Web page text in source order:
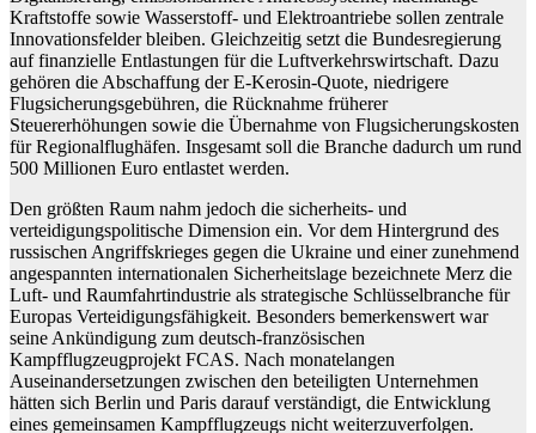
Kraftstoffe sowie Wasserstoff- und Elektroantriebe sollen zentrale
Innovationsfelder bleiben. Gleichzeitig setzt die Bundesregierung
auf finanzielle Entlastungen für die Luftverkehrswirtschaft. Dazu
gehören die Abschaffung der E-Kerosin-Quote, niedrigere
Flugsicherungsgebühren, die Rücknahme früherer
Steuererhöhungen sowie die Übernahme von Flugsicherungskosten
für Regionalflughäfen. Insgesamt soll die Branche dadurch um rund
500 Millionen Euro entlastet werden.
Den größten Raum nahm jedoch die sicherheits- und
verteidigungspolitische Dimension ein. Vor dem Hintergrund des
russischen Angriffskrieges gegen die Ukraine und einer zunehmend
angespannten internationalen Sicherheitslage bezeichnete Merz die
Luft- und Raumfahrtindustrie als strategische Schlüsselbranche für
Europas Verteidigungsfähigkeit. Besonders bemerkenswert war
seine Ankündigung zum deutsch-französischen
Kampfflugzeugprojekt FCAS. Nach monatelangen
Auseinandersetzungen zwischen den beteiligten Unternehmen
hätten sich Berlin und Paris darauf verständigt, die Entwicklung
eines gemeinsamen Kampfflugzeugs nicht weiterzuverfolgen.